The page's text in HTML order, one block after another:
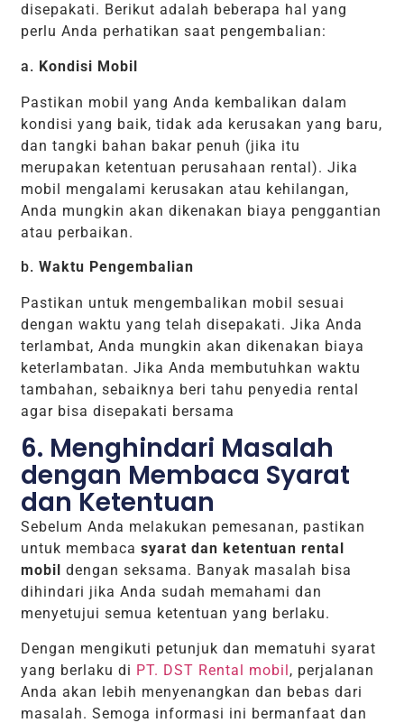
disepakati. Berikut adalah beberapa hal yang
perlu Anda perhatikan saat pengembalian:
a. Kondisi Mobil
Pastikan mobil yang Anda kembalikan dalam
kondisi yang baik, tidak ada kerusakan yang baru,
dan tangki bahan bakar penuh (jika itu
merupakan ketentuan perusahaan rental). Jika
mobil mengalami kerusakan atau kehilangan,
Anda mungkin akan dikenakan biaya penggantian
atau perbaikan.
b. Waktu Pengembalian
Pastikan untuk mengembalikan mobil sesuai
dengan waktu yang telah disepakati. Jika Anda
terlambat, Anda mungkin akan dikenakan biaya
keterlambatan. Jika Anda membutuhkan waktu
tambahan, sebaiknya beri tahu penyedia rental
agar bisa disepakati bersama
6. Menghindari Masalah
dengan Membaca Syarat
dan Ketentuan
Sebelum Anda melakukan pemesanan, pastikan
untuk membaca syarat dan ketentuan rental
mobil dengan seksama. Banyak masalah bisa
dihindari jika Anda sudah memahami dan
menyetujui semua ketentuan yang berlaku.
Dengan mengikuti petunjuk dan mematuhi syarat
yang berlaku di PT. DST Rental mobil, perjalanan
Anda akan lebih menyenangkan dan bebas dari
masalah. Semoga informasi ini bermanfaat dan